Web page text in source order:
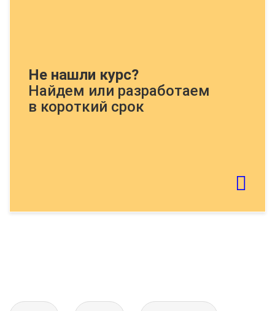
Не нашли курс?
Найдем или разработаем
в короткий срок